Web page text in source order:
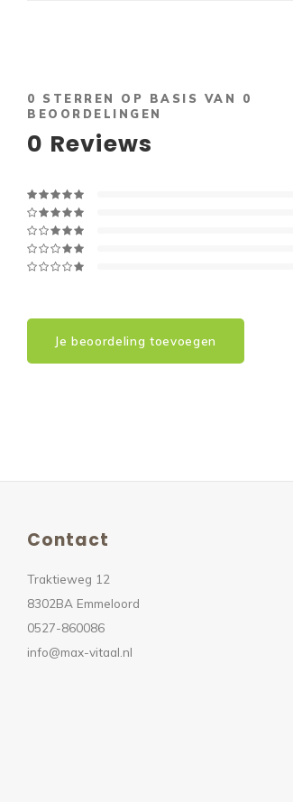
0 STERREN OP BASIS VAN 0
BEOORDELINGEN
0 Reviews
Je beoordeling toevoegen
Contact
Traktieweg 12
8302BA Emmeloord
0527-860086
info@max-vitaal.nl